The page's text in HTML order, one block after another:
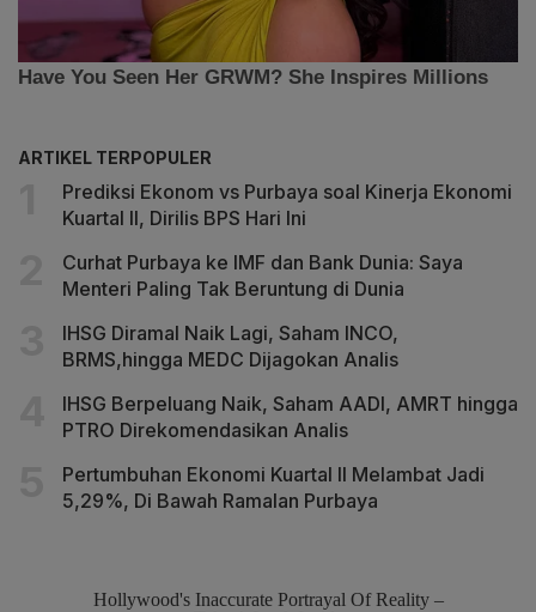
ARTIKEL TERPOPULER
Prediksi Ekonom vs Purbaya soal Kinerja Ekonomi
Kuartal II, Dirilis BPS Hari Ini
Curhat Purbaya ke IMF dan Bank Dunia: Saya
Menteri Paling Tak Beruntung di Dunia
IHSG Diramal Naik Lagi, Saham INCO,
BRMS,hingga MEDC Dijagokan Analis
IHSG Berpeluang Naik, Saham AADI, AMRT hingga
PTRO Direkomendasikan Analis
Pertumbuhan Ekonomi Kuartal II Melambat Jadi
5,29%, Di Bawah Ramalan Purbaya